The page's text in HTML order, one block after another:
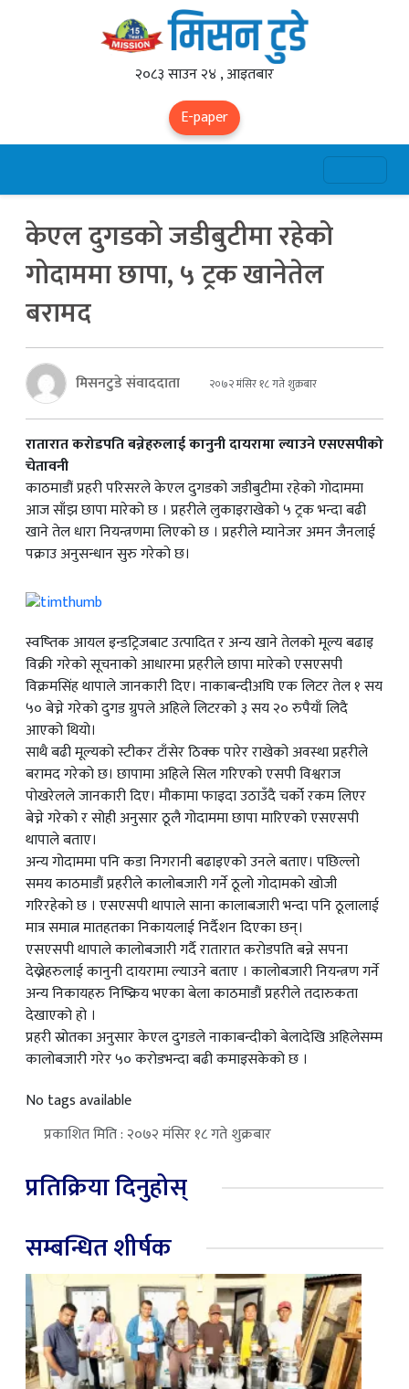
२०८३ साउन २४ , आइतबार
E-paper
केएल दुगडको जडीबुटीमा रहेको
गोदाममा छापा, ५ ट्रक खानेतेल
बरामद
मिसनटुडे संवाददाता २०७२ मंसिर १८ गते शुक्रबार
रातारात करोडपति बन्नेहरुलाई कानुनी दायरामा ल्याउने एसएसपीको
चेतावनी
काठमाडौं प्रहरी परिसरले केएल दुगडको जडीबुटीमा रहेको गोदाममा
आज साँझ छापा मारेको छ । प्रहरीले लुकाइराखेको ५ ट्रक भन्दा बढी
खाने तेल धारा नियन्त्रणमा लिएको छ । प्रहरीले म्यानेजर अमन जैनलाई
पक्राउ अनुसन्धान सुरु गरेको छ।
स्वष्तिक आयल इन्डट्रिजबाट उत्पादित र अन्य खाने तेलको मूल्य बढाइ
विक्री गरेको सूचनाको आधारमा प्रहरीले छापा मारेको एसएसपी
विक्रमसिंह थापाले जानकारी दिए। नाकाबन्दीअघि एक लिटर तेल १ सय
५० बेच्ने गरेको दुगड ग्रुपले अहिले लिटरको ३ सय २० रुपैयाँ लिदै
आएको थियो।
साथै बढी मूल्यको स्टीकर टाँसेर ठिक्क पारेर राखेको अवस्था प्रहरीले
बरामद गरेको छ। छापामा अहिले सिल गरिएको एसपी विश्वराज
पोखरेलले जानकारी दिए। मौकामा फाइदा उठाउँदै चर्को रकम लिएर
बेच्ने गरेको र सोही अनुसार ठूलै गोदाममा छापा मारिएको एसएसपी
थापाले बताए।
अन्य गोदाममा पनि कडा निगरानी बढाइएको उनले बताए। पछिल्लो
समय काठमाडौं प्रहरीले कालोबजारी गर्ने ठूलो गोदामको खोजी
गरिरहेको छ । एसएसपी थापाले साना कालाबजारी भन्दा पनि ठूलालाई
मात्र समात्न मातहतका निकायलाई निर्दैशन दिएका छन्।
एसएसपी थापाले कालोबजारी गर्दै रातारात करोडपति बन्ने सपना
देख्नेहरुलाई कानुनी दायरामा ल्याउने बताए । कालोबजारी नियन्त्रण गर्ने
अन्य निकायहरु निष्क्रिय भएका बेला काठमाडौं प्रहरीले तदारुकता
देखाएको हो ।
प्रहरी स्रोतका अनुसार केएल दुगडले नाकाबन्दीको बेलादेखि अहिलेसम्म
कालोबजारी गरेर ५० करोडभन्दा बढी कमाइसकेको छ ।
No tags available
प्रकाशित मिति : २०७२ मंसिर १८ गते शुक्रबार
प्रतिक्रिया दिनुहोस्
सम्बन्धित शीर्षक